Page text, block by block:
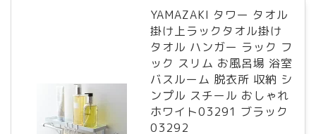
YAMAZAKI タワー タオル
掛け上ラックタオル掛け
タオル ハンガー ラック フ
ック スリム お風呂場 浴室
バスルーム 脱衣所 収納 シ
ンプル スチール おしゃれ
ホワイト03291 ブラック
03292